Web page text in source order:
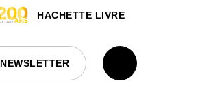
HACHETTE LIVRE
NEWSLETTER